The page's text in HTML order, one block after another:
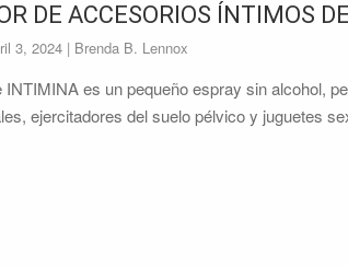
DE ACCESORIOS ÍNTIMOS
3, 2024 | Brenda B. Lennox
es un pequeño espray sin alcohol,
ejercitadores del suelo pélvico y juguetes